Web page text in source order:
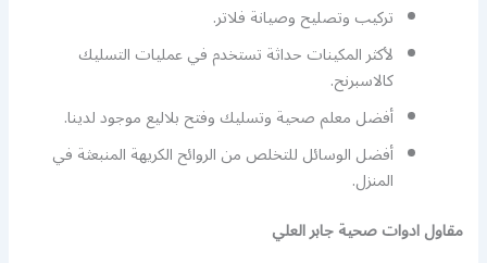
تركيب وتصليح وصيانة فلاتر.
لأكثر المكينات حداثة تستخدم في عمليات التسليك
كالاسبرنح.
أفضل معلم صحية وتسليك وفتح بلاليع موجود لدينا.
أفضل الوسائل للتخلص من الروائح الكريهة المنبعثة في
المنزل.
مقاول ادوات صحية جابر العلي